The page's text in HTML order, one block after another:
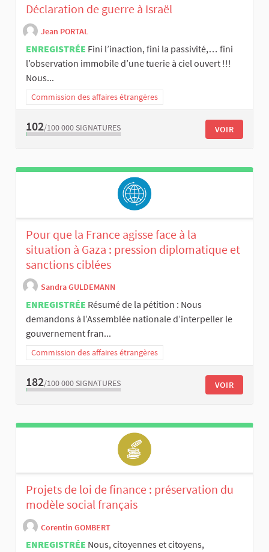
Déclaration de guerre à Israël
Jean PORTAL
ENREGISTRÉE Fini l’inaction, fini la passivité,… fini
l’observation immobile d’une tuerie à ciel ouvert !!!
Nous...
Commission des affaires étrangères
102/100 000 SIGNATURES VOIR
Pour que la France agisse face à la
situation à Gaza : pression diplomatique et
sanctions ciblées
Sandra GULDEMANN
ENREGISTRÉE Résumé de la pétition : Nous
demandons à l’Assemblée nationale d’interpeller le
gouvernement fran...
Commission des affaires étrangères
182/100 000 SIGNATURES VOIR
Projets de loi de finance : préservation du
modèle social français
Corentin GOMBERT
ENREGISTRÉE Nous, citoyennes et citoyens,